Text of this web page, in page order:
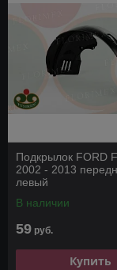
Подкрылок FORD
2002 - 2013
левый
В наличии
59 руб.
Купить